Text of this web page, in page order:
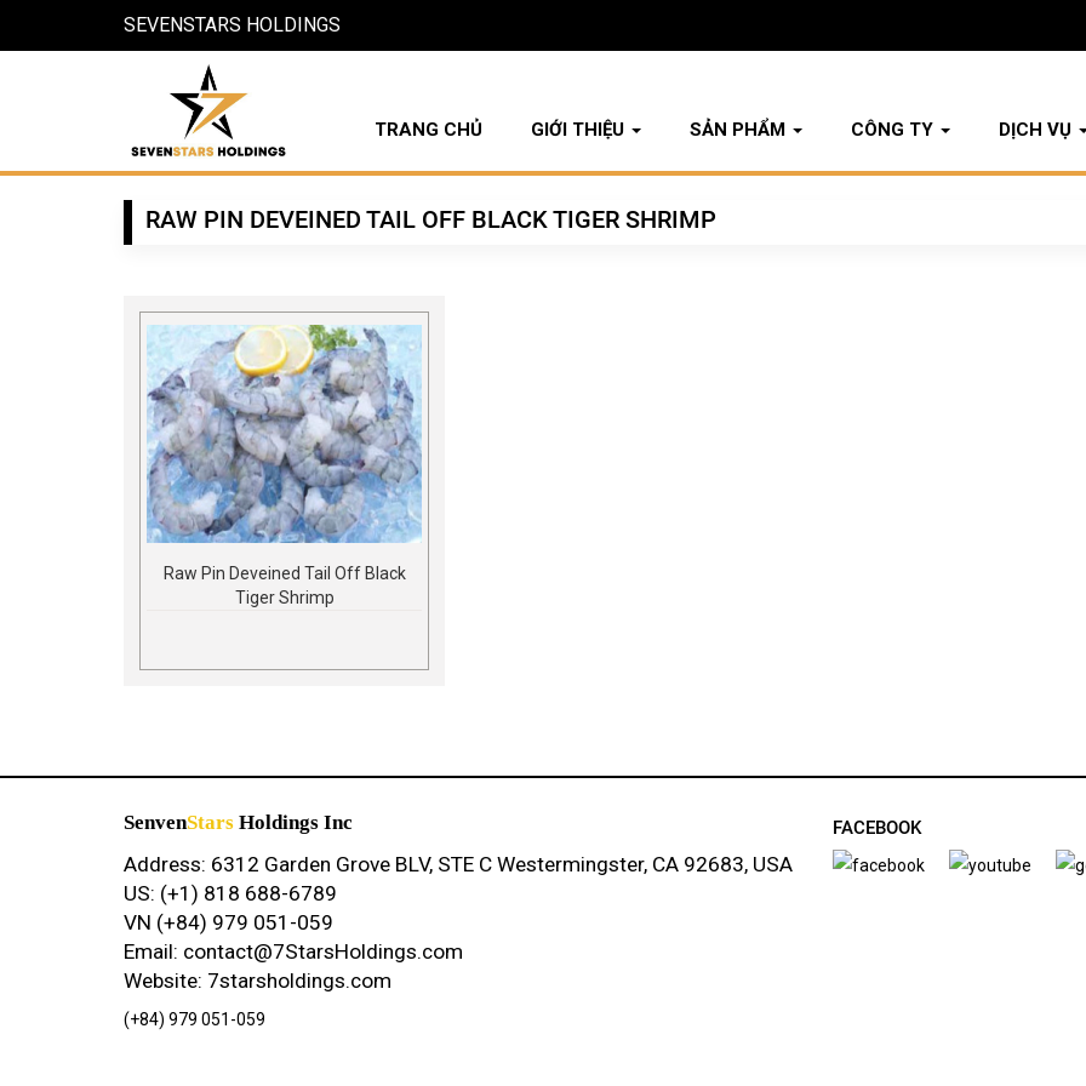
SEVENSTARS HOLDINGS
TRANG CHỦ GIỚI THIỆU SẢN PHẨM CÔNG TY DỊCH VỤ
RAW PIN DEVEINED TAIL OFF BLACK TIGER SHRIMP
Raw Pin Deveined Tail Off Black
Tiger Shrimp
SenvenStars Holdings Inc
Address: 6312 Garden Grove BLV, STE C Westermingster, CA 92683, USA
US: (+1) 818 688-6789
VN (+84) 979 051-059
Email: contact@7StarsHoldings.com
Website: 7starsholdings.com
(+84) 979 051-059
FACEBOOK